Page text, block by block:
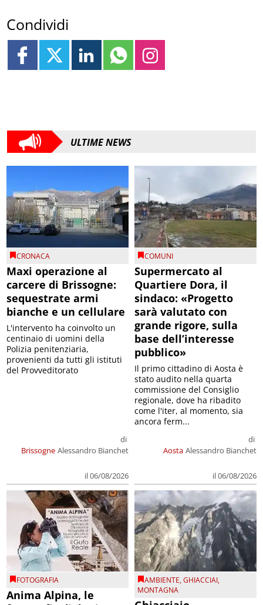
Condividi
ULTIME NEWS
CRONACA
Maxi operazione al
carcere di Brissogne:
sequestrate armi
bianche e un cellulare
Brissogne
di
Alessandro Bianchet
il 06/08/2026
L'intervento ha coinvolto un
centinaio di uomini della
Polizia penitenziaria,
provenienti da tutti gli istituti
del Provveditorato
COMUNI
Supermercato al
Quartiere Dora, il
sindaco: «Progetto
sarà valutato con
grande rigore, sulla
base dell’interesse
pubblico»
Aosta
di
Alessandro Bianchet
il 06/08/2026
Il primo cittadino di Aosta è
stato audito nella quarta
commissione del Consiglio
regionale, dove ha ribadito
come l'iter, al momento, sia
ancora ferm...
FOTOGRAFIA
Anima Alpina, le
AMBIENTE,GHIACCIAI,
MONTAGNA